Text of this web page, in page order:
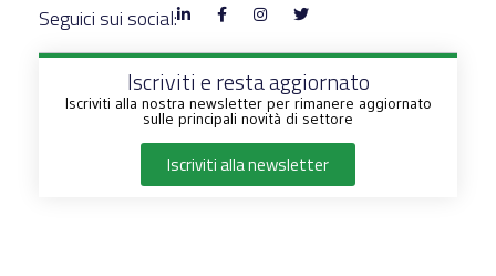
Seguici sui social:
Iscriviti e resta aggiornato
Iscriviti alla nostra newsletter per rimanere aggiornato
sulle principali novità di settore
Iscriviti alla newsletter